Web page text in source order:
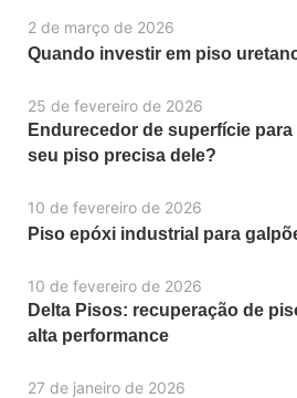
2 de março de 2026
Quando investir em piso
25 de fevereiro de 2026
Endurecedor de superfície
seu piso precisa dele?
10 de fevereiro de 2026
Piso epóxi industrial para
10 de fevereiro de 2026
Delta Pisos: recuperação de
alta performance
27 de janeiro de 2026